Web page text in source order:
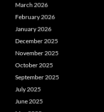
March 2026
February 2026
January 2026
December 2025
November 2025
October 2025
September 2025
July 2025
June 2025